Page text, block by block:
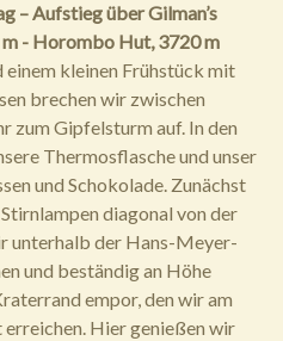
– Aufstieg über Gilman’s
- Horombo Hut, 3720 m
kleinen Frühstück mit
brechen wir zwischen
zum Gipfelsturm auf. In den
Thermosflasche und unser
und Schokolade. Zunächst
diagonal von der
unterhalb der Hans-Meyer-
und beständig an Höhe
empor, den wir am
erreichen. Hier genießen wir